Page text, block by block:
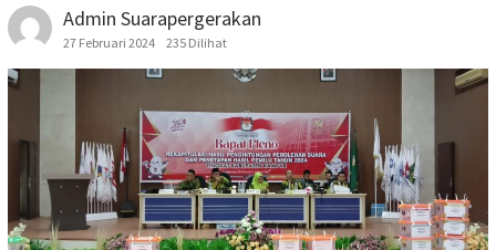
Admin Suarapergerakan
27 Februari 2024 235 Dilihat